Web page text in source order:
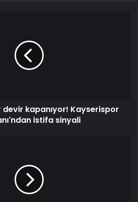
devir kapanıyor! Kayserispor
istifa sinyali